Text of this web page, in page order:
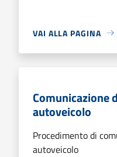
VAI ALLA PAGINA
Comunicazione
autoveicolo
Procedimento di
autoveicolo